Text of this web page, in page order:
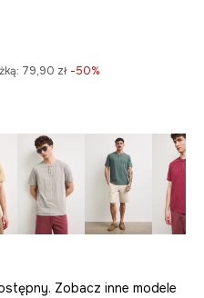
79,90 zł -50%
Zobacz inne modele